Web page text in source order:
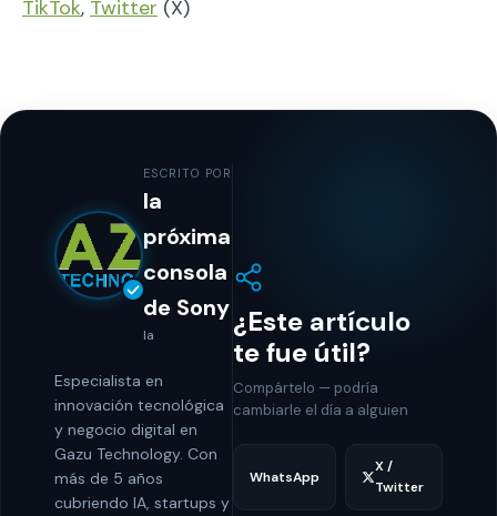
TikTok, Twitter (X)
ESCRITO POR
la
próxima
consola
de Sony
la
Especialista en
innovación tecnológica
y negocio digital en
Gazu Technology. Con
más de 5 años
cubriendo IA, startups y
¿Este artículo
te fue útil?
Compártelo — podría
cambiarle el día a alguien
WhatsApp
X /
Twitter